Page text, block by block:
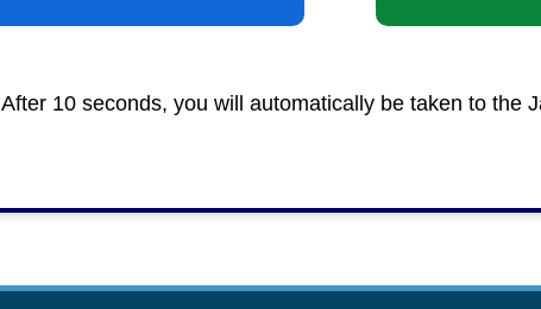
After 10 seconds, you will automatically be taken to the
> 報告・公表